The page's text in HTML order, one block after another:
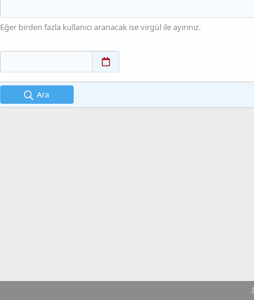
Eğer birden fazla kullanıcı aranacak ise virgül ile ayırınız.
Ara